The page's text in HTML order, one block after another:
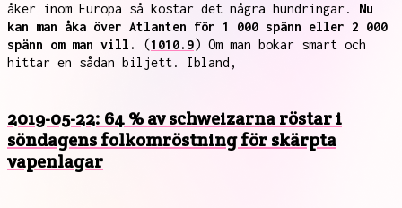
åker inom Europa så kostar det några hundringar. Nu
kan man åka över Atlanten för 1 000 spänn eller 2 000
spänn om man vill.
(1010.9) Om man bokar smart och
hittar en sådan biljett. Ibland,
2019-05-22: 64 % av schweizarna röstar i
söndagens folkomröstning för skärpta
vapenlagar